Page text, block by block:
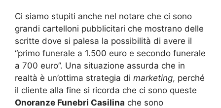
Ci siamo stupiti anche nel notare che ci sono
grandi cartelloni pubblicitari che mostrano delle
scritte dove si palesa la possibilità di avere il
“primo funerale a 1.500 euro e secondo funerale
a 700 euro”. Una situazione assurda che in
realtà è un’ottima strategia di marketing, perché
il cliente alla fine si ricorda che ci sono queste
Onoranze Funebri Casilina che sono